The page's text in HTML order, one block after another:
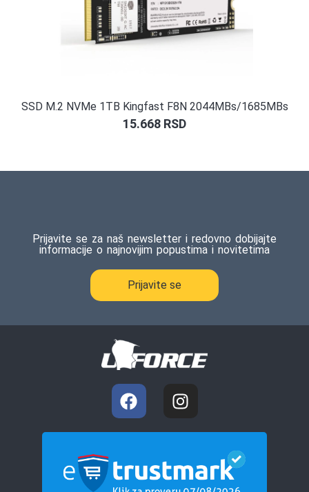
SSD M.2 NVMe 1TB Kingfast F8N 2044MBs/1685MBs
15.668 RSD
Prijavite se za naš newsletter i redovno dobijajte
informacije o najnovijim popustima i novitetima
Prijavite se